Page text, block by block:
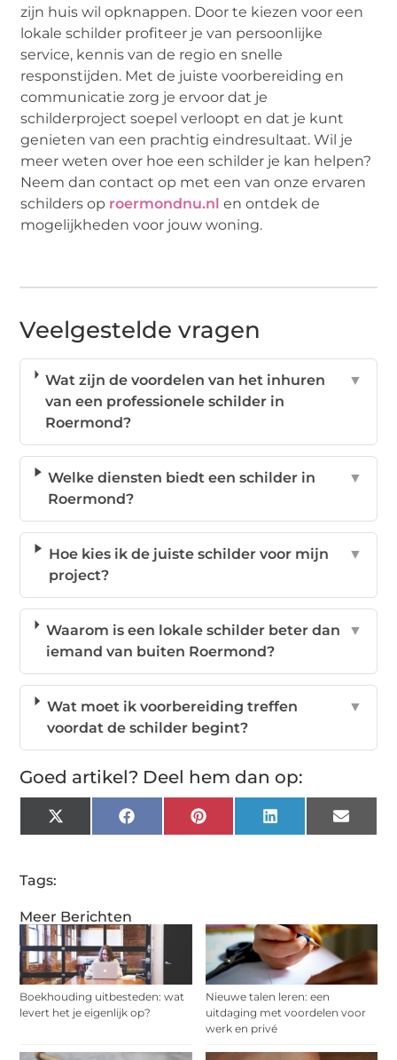
Meer Berichten
Boekhouding uitbesteden: wat
levert het je eigenlijk op?
Nieuwe talen leren: een
uitdaging met voordelen voor
werk en privé
zijn huis wil opknappen. Door te kiezen voor een
lokale schilder profiteer je van persoonlijke
service, kennis van de regio en snelle
responstijden. Met de juiste voorbereiding en
communicatie zorg je ervoor dat je
schilderproject soepel verloopt en dat je kunt
genieten van een prachtig eindresultaat. Wil je
meer weten over hoe een schilder je kan helpen?
Neem dan contact op met een van onze ervaren
schilders op roermondnu.nl en ontdek de
mogelijkheden voor jouw woning.
Veelgestelde vragen
Wat zijn de voordelen van het inhuren
van een professionele schilder in
Roermond?
▼
Welke diensten biedt een schilder in
Roermond?
▼
Hoe kies ik de juiste schilder voor mijn
project?
▼
Waarom is een lokale schilder beter dan
iemand van buiten Roermond?
▼
Wat moet ik voorbereiding treffen
voordat de schilder begint?
▼
Goed artikel? Deel hem dan op:
X
(Twitter)
FacebookPinterestLinkedIn Email
Tags: